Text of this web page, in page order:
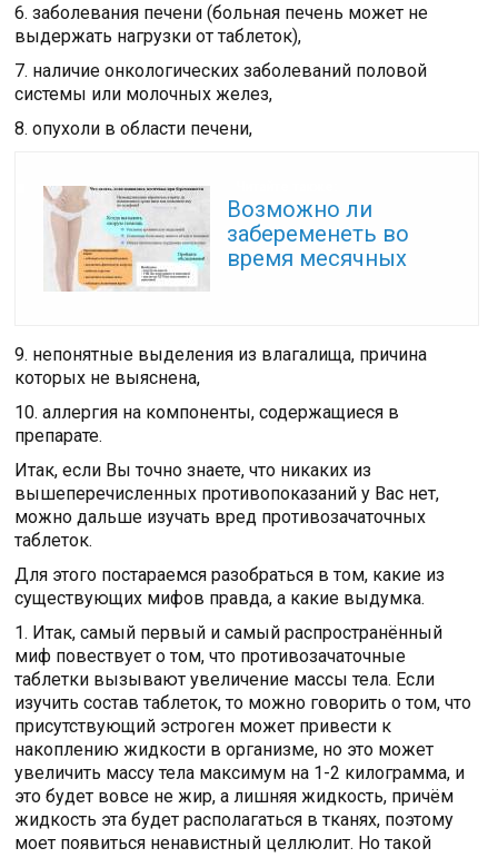
6. заболевания печени (больная печень может не
выдержать нагрузки от таблеток),
7. наличие онкологических заболеваний половой
системы или молочных желез,
8. опухоли в области печени,
Возможно ли
забеременеть во
время месячных
9. непонятные выделения из влагалища, причина
которых не выяснена,
10. аллергия на компоненты, содержащиеся в
препарате.
Итак, если Вы точно знаете, что никаких из
вышеперечисленных противопоказаний у Вас нет,
можно дальше изучать вред противозачаточных
таблеток.
Для этого постараемся разобраться в том, какие из
существующих мифов правда, а какие выдумка.
1. Итак, самый первый и самый распространённый
миф повествует о том, что противозачаточные
таблетки вызывают увеличение массы тела. Если
изучить состав таблеток, то можно говорить о том, что
присутствующий эстроген может привести к
накоплению жидкости в организме, но это может
увеличить массу тела максимум на 1-2 килограмма, и
это будет вовсе не жир, а лишняя жидкость, причём
жидкость эта будет располагаться в тканях, поэтому
моет появиться ненавистный целлюлит. Но такой